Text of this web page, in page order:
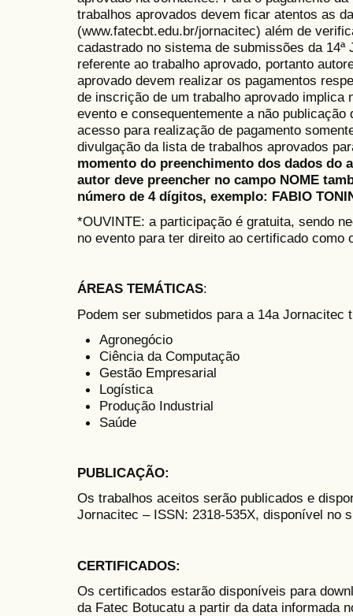
trabalhos aprovados devem ficar atentos as
(www.fatecbt.edu.br/jornacitec) além de
cadastrado no sistema de submissões da
referente ao trabalho aprovado, portanto
aprovado devem realizar os pagamentos
de inscrição de um trabalho aprovado implica
evento e consequentemente a não
acesso para realização de pagamento
divulgação da lista de trabalhos aprovados
momento do preenchimento dos dados do
autor deve preencher no campo NOME
número de 4 dígitos, exemplo: FABIO
*OUVINTE: a participação é gratuita, sendo
no evento para ter direito ao certificado como
ÁREAS TEMÁTICAS:
Podem ser submetidos para a 14a
Agronegócio
Ciência da Computação
Gestão Empresarial
Logística
Produção Industrial
Saúde
PUBLICAÇÃO:
Os trabalhos aceitos serão publicados e
Jornacitec – ISSN: 2318-535X, disponível no
CERTIFICADOS:
Os certificados estarão disponíveis para
da Fatec Botucatu a partir da data informada